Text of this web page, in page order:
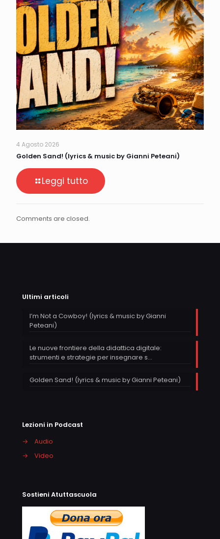
4 Agosto 2026
Golden Sand! (lyrics & music by Gianni Peteani)
Leggi tutto
Comments are closed.
Ultimi articoli
I’m Not a Cowboy! (lyrics & music by Gianni
Peteani)
Le nuove frontiere della didattica digitale:
strumenti e strategie per insegnare s…
Golden Sand! (lyrics & music by Gianni Peteani)
Lezioni in Podcast
→
Audio
→
Video
Sostieni Atuttascuola